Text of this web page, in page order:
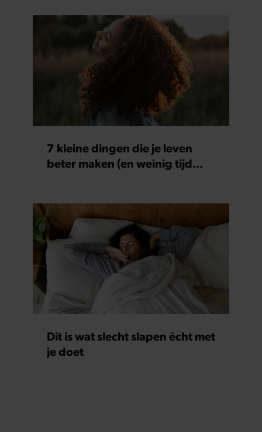
7 kleine dingen die je leven
beter maken (en weinig tijd
Dit is wat slecht slapen écht met
je doet